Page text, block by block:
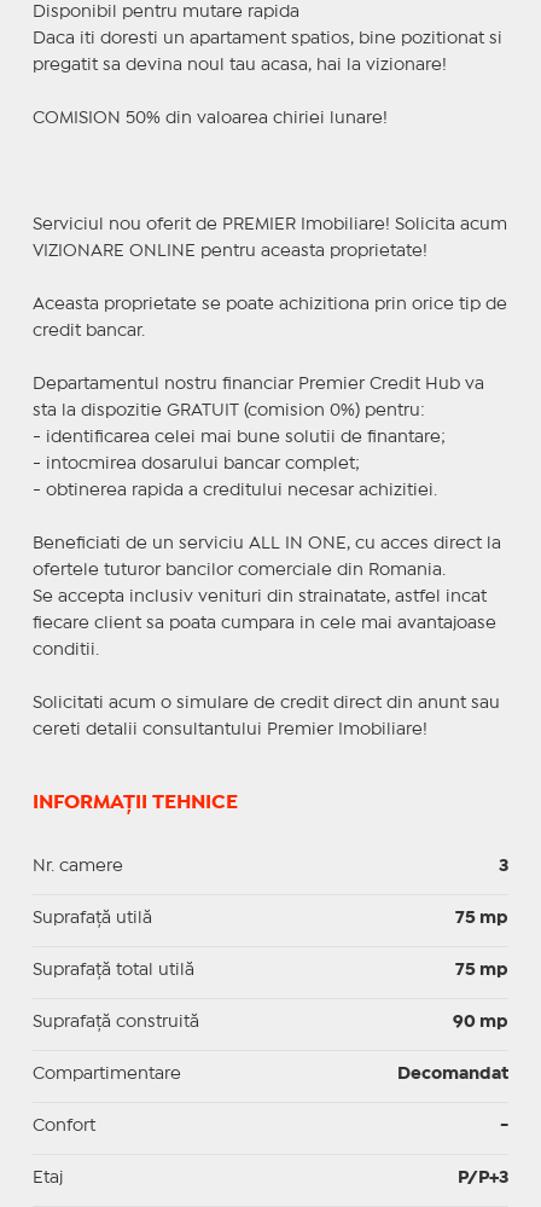
Disponibil pentru mutare rapida
Daca iti doresti un apartament spatios, bine pozitionat si
pregatit sa devina noul tau acasa, hai la vizionare!
COMISION 50% din valoarea chiriei lunare!
Serviciul nou oferit de PREMIER Imobiliare! Solicita acum
VIZIONARE ONLINE pentru aceasta proprietate!
Aceasta proprietate se poate achizitiona prin orice tip de
credit bancar.
Departamentul nostru financiar Premier Credit Hub va
sta la dispozitie GRATUIT (comision 0%) pentru:
- identificarea celei mai bune solutii de finantare;
- intocmirea dosarului bancar complet;
- obtinerea rapida a creditului necesar achizitiei.
Beneficiati de un serviciu ALL IN ONE, cu acces direct la
ofertele tuturor bancilor comerciale din Romania.
Se accepta inclusiv venituri din strainatate, astfel incat
fiecare client sa poata cumpara in cele mai avantajoase
conditii.
Solicitati acum o simulare de credit direct din anunt sau
cereti detalii consultantului Premier Imobiliare!
INFORMAȚII TEHNICE
Nr. camere 3
Suprafaţă utilă 75 mp
Suprafaţă total utilă 75 mp
Suprafaţă construită 90 mp
Compartimentare Decomandat
Confort -
Etaj P/P+3